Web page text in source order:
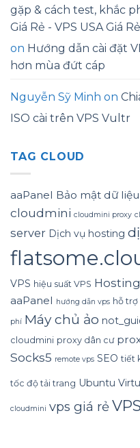
gặp & cách test, khắc
Giá Rẻ - VPS USA Giá Rẻ
on Hướng dẫn cài đặt
hơn mùa đứt cáp
Nguyễn Sỹ Minh on
ISO cài trên VPS Vultr
TAG CLOUD
aaPanel Bảo mật dữ liệu
cloudmini cloudmini proxy
server Dịch vụ hosting
VPS hiệu suất VPS Hosting
aaPanel hướng dẫn vps hỗ trợ
phí Máy chủ ảo
cloudmini proxy dân cư
Socks5 remote vps SEO tiết
tốc độ tải trang Ubuntu
cloudmini vps giá rẻ